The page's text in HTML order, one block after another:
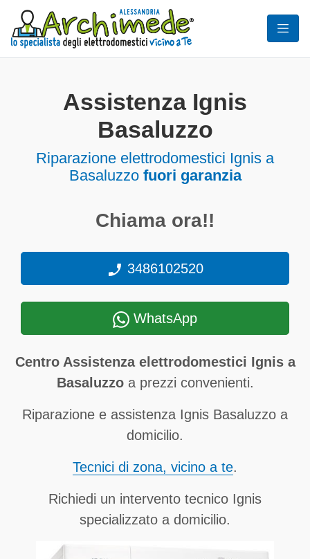
Assistenza Ignis
Basaluzzo
Riparazione elettrodomestici Ignis a
Basaluzzo fuori garanzia
Chiama ora!!
3486102520
WhatsApp
Centro Assistenza elettrodomestici Ignis a
Basaluzzoa prezzi convenienti.
Riparazione e assistenza Ignis Basaluzzo a
domicilio.
Tecnici di zona, vicino a te.
Richiedi un intervento tecnico Ignis
specializzato a domicilio.